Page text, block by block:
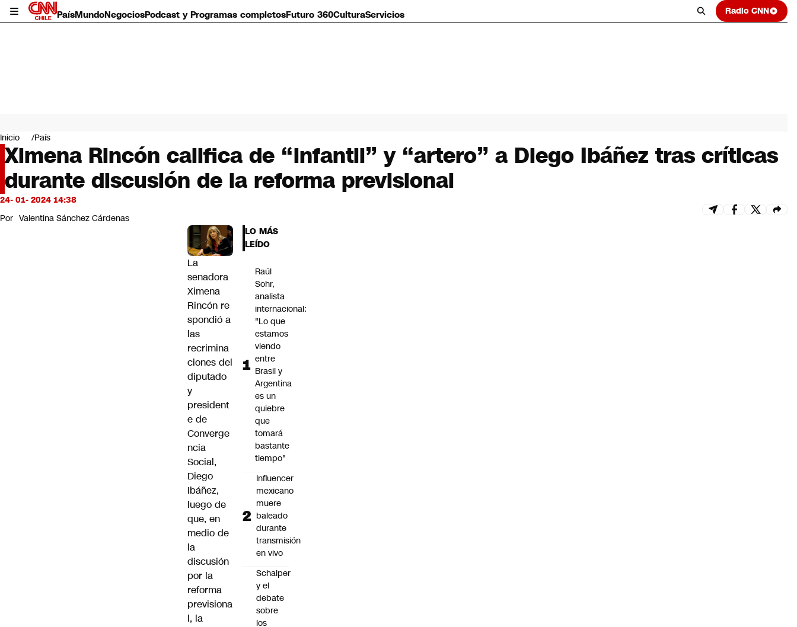
PaísMundoNegociosPodcast y Programas completosFuturo 360CulturaServicios Radio CNN
Mundo
Negocios
Deportes
Programas completos
Cultura
Servicios
Bits
CNN Data
Inicio País
Ximena Rincón califica de “infantil” y “artero” a Diego Ibáñez tras críticas
durante discusión de la reforma previsional
24- 01- 2024 14:38
Por Valentina Sánchez Cárdenas
La
senadora
Ximena
Rincón re
spondió a
las
recrimina
ciones del
diputado
y
president
e de
Converge
ncia
Social,
Diego
Ibáñez,
luego de
que, en
medio de
la
discusión
por la
reforma
previsiona
l, la
LO MÁS
LEÍDO
Raúl
Sohr,
analista
internacional:
"Lo que
estamos
viendo
entre
Brasil y
Argentina
es un
quiebre
que
tomará
bastante
tiempo"
Influencer
mexicano
muere
baleado
durante
transmisión
en vivo
Schalper
y el
debate
sobre
los